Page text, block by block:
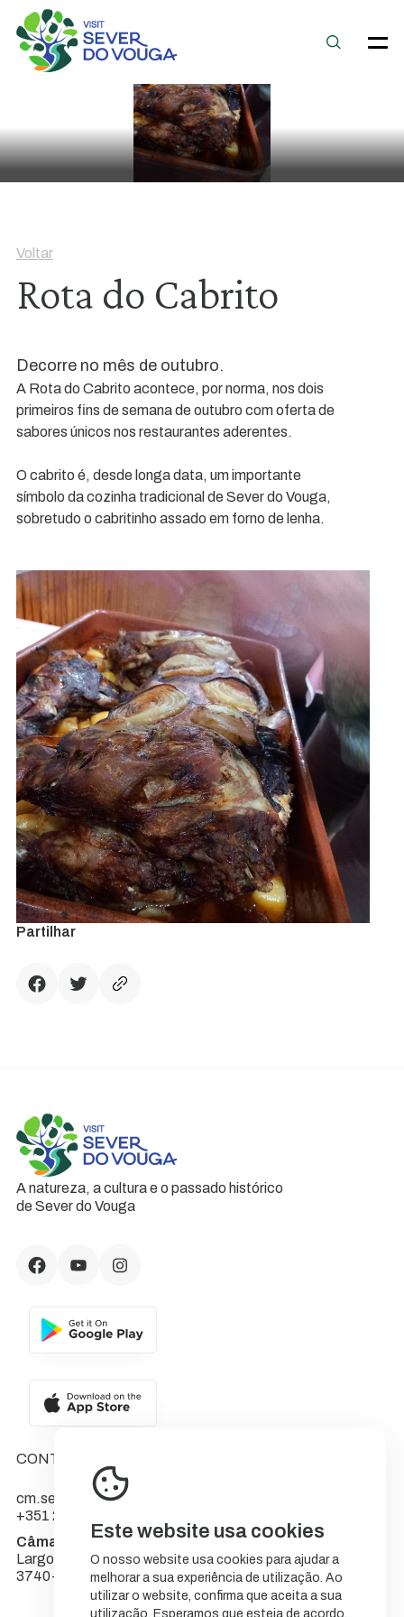
Este website usa cookies
O nosso website usa cookies para ajudar a
melhorar a sua experiência de utilização. Ao
utilizar o website, confirma que aceita a sua
utilização. Esperamos que esteja de acordo.
Voltar
Rota do Cabrito
Decorre no mês de outubro.
A Rota do Cabrito acontece, por norma, nos dois
primeiros fins de semana de outubro com oferta de
sabores únicos nos restaurantes aderentes.
O cabrito é, desde longa data, um importante
símbolo da cozinha tradicional de Sever do Vouga,
sobretudo o cabritinho assado em forno de lenha.
Partilhar
A natureza, a cultura e o passado histórico
de Sever do Vouga
CONTACTOS
cm.sever@cm-sever.pt
+351 234 555 566
Câmara Municipal de Sever do Vouga
Largo do Município
3740-262 Sever do Vouga